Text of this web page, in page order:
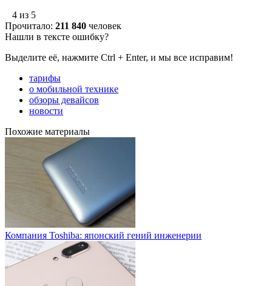
4 из 5
Прочитало: 211 840 человек
Нашли в тексте ошибку?
Выделите её, нажмите Ctrl + Enter, и мы все исправим!
тарифы
о мобильной технике
обзоры девайсов
новости
Похожие материалы
Компания Toshiba: японский гений инженерии